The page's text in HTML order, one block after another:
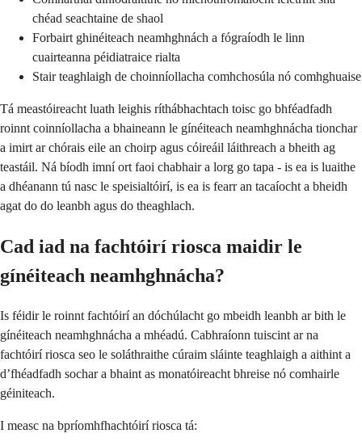
chéad seachtaine de shaol
Forbairt ghinéiteach neamhghnách a fógraíodh le linn
cuairteanna péidiatraice rialta
Stair teaghlaigh de choinníollacha comhchosúla nó comhghuaise
Tá meastóireacht luath leighis ríthábhachtach toisc go bhféadfadh
roinnt coinníollacha a bhaineann le gínéiteach neamhghnácha tionchar
a imirt ar chórais eile an choirp agus cóireáil láithreach a bheith ag
teastáil. Ná bíodh imní ort faoi chabhair a lorg go tapa - is ea is luaithe
a dhéanann tú nasc le speisialtóirí, is ea is fearr an tacaíocht a bheidh
agat do do leanbh agus do theaghlach.
Cad iad na fachtóirí riosca maidir le
gínéiteach neamhghnácha?
Is féidir le roinnt fachtóirí an dóchúlacht go mbeidh leanbh ar bith le
gínéiteach neamhghnácha a mhéadú. Cabhraíonn tuiscint ar na
fachtóirí riosca seo le soláthraithe cúraim sláinte teaghlaigh a aithint a
d’fhéadfadh sochar a bhaint as monatóireacht bhreise nó comhairle
géiniteach.
I measc na bpríomhfhachtóirí riosca tá: